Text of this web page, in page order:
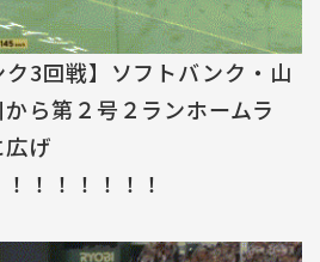
ク3回戦】ソフトバンク・山
ら第２号２ランホームラ
げ
！！！！！！